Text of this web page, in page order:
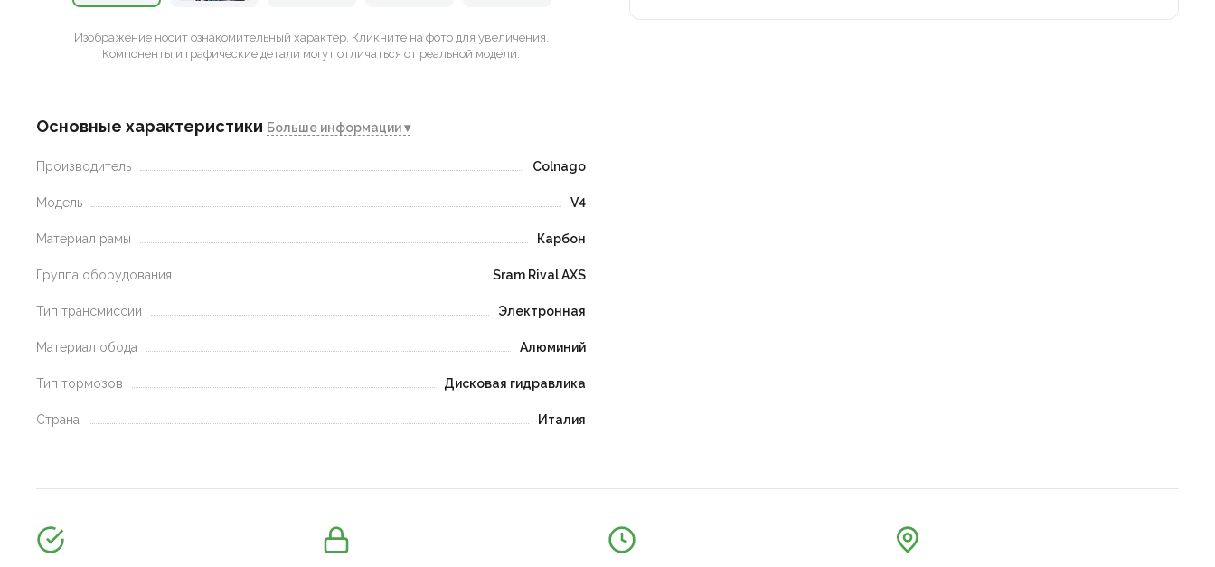
Изображение носит ознакомительный характер. Кликните на фото для увеличения.
Компоненты и графические детали могут отличаться от реальной модели.
Основные характеристики Больше информации ▾
Производитель Colnago
Модель V4
Материал рамы Карбон
Группа оборудования Sram Rival AXS
Тип трансмиссии Электронная
Материал обода Алюминий
Тип тормозов Дисковая гидравлика
Страна Италия